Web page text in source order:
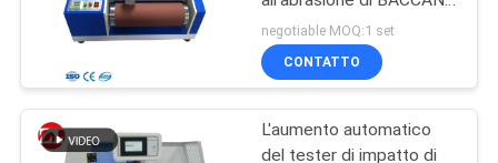
105
53516 per
gomma/scarpe 220V
50HZ
negotiable MOQ:1 set
CONTATTO
L'aumento automatico
del tester di impatto di